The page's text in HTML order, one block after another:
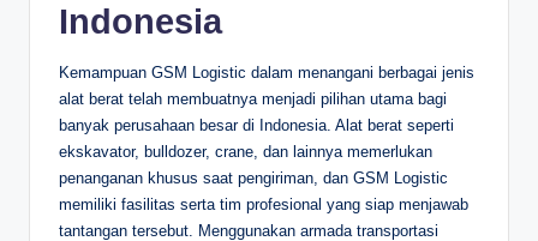
Indonesia
Kemampuan GSM Logistic dalam menangani berbagai jenis
alat berat telah membuatnya menjadi pilihan utama bagi
banyak perusahaan besar di Indonesia. Alat berat seperti
ekskavator, bulldozer, crane, dan lainnya memerlukan
penanganan khusus saat pengiriman, dan GSM Logistic
memiliki fasilitas serta tim profesional yang siap menjawab
tantangan tersebut. Menggunakan armada transportasi